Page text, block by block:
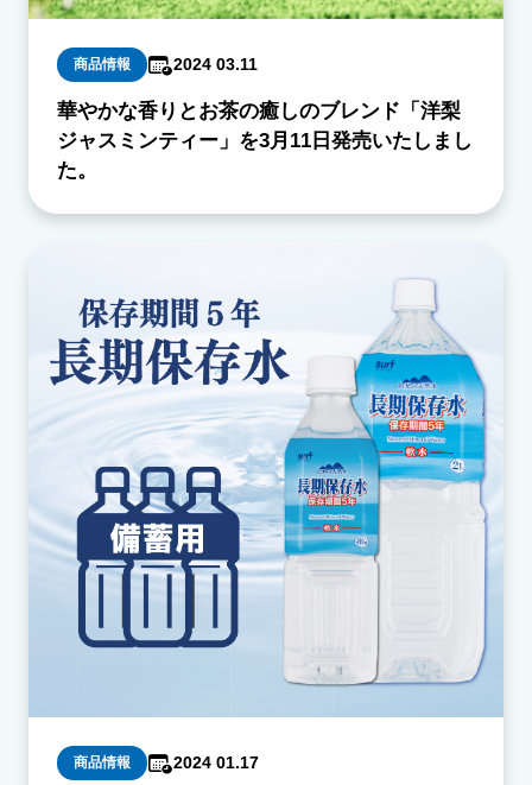
商品情報 2024 03.11
華やかな香りとお茶の癒しのブレンド「洋梨
ジャスミンティー」を3月11日発売いたしまし
た。
商品情報 2024 01.17